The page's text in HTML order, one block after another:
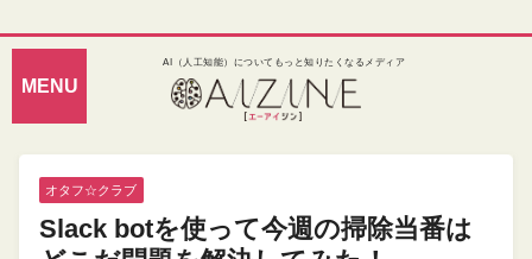
AI（人工知能）についてもっと知りたくなるメディア
オタフ☆クラブ
Slack botを使って今週の掃除当番は